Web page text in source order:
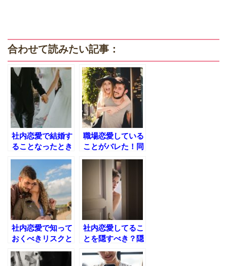
合わせて読みたい記事：
社内恋愛で結婚す
ることなったとき
報告方法
職場恋愛している
ことがバレた！同
たときの対処法と
社内恋愛で知って
おくべきリスクと
ば何も怖くない
社内恋愛してるこ
とを隠すべき？隠
き合う方法